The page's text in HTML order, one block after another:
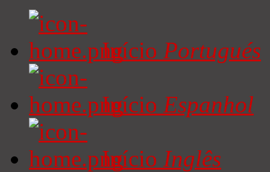
Início Portugués
Início Espanhol
Início Inglês